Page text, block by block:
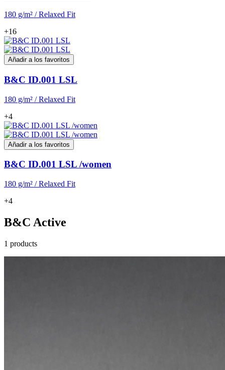
180 g/m² / Relaxed Fit
+16
Añadir a los favoritos
B&C ID.001 LSL
180 g/m² / Relaxed Fit
+4
Añadir a los favoritos
B&C ID.001 LSL /women
180 g/m² / Relaxed Fit
+4
B&C Active
1 products